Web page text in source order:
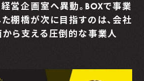
営企画室へ異動。BOXで事業
棚橋が次に目指すのは、会社
ら支える圧倒的な事業人